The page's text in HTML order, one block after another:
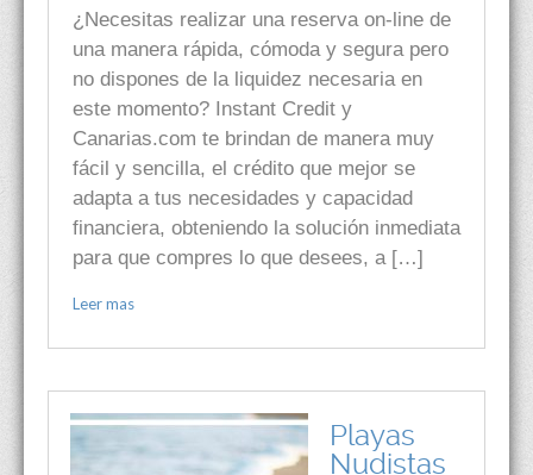
¿Necesitas realizar una reserva on-line de
una manera rápida, cómoda y segura pero
no dispones de la liquidez necesaria en
este momento? Instant Credit y
Canarias.com te brindan de manera muy
fácil y sencilla, el crédito que mejor se
adapta a tus necesidades y capacidad
financiera, obteniendo la solución inmediata
para que compres lo que desees, a […]
Leer mas
Playas
Nudistas